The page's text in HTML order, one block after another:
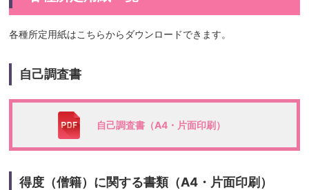
各種所定用紙はこちらからダウンロードできます。
自己調査書
自己調査書（A4・片面印刷）
得度（僧籍）に関する書類（A4・片面印刷）